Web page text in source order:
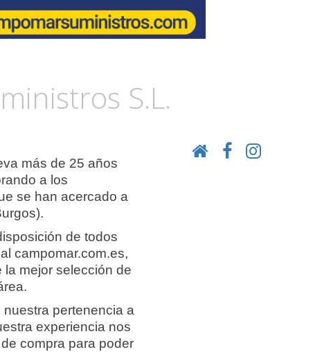
S.L.
más de 25 años
a los
se han acercado a
de todos
campomar.com.es,
mejor selección de
pertenencia a
experiencia nos
compra para poder